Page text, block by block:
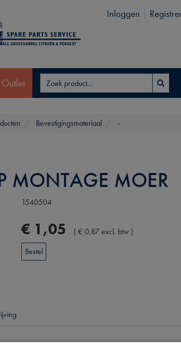
Inloggen
Outlet
Bevestigingsmateriaal -
MONTAGE MOER
1540504
€ 1 ,05 (€0,87excl. btw )
Bestel